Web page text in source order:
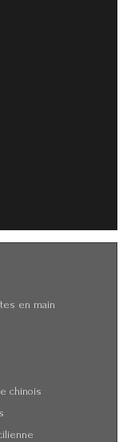
en main
chinois